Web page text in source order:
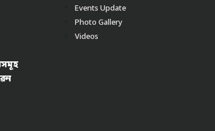
Events Update
Photo Gallery
Videos